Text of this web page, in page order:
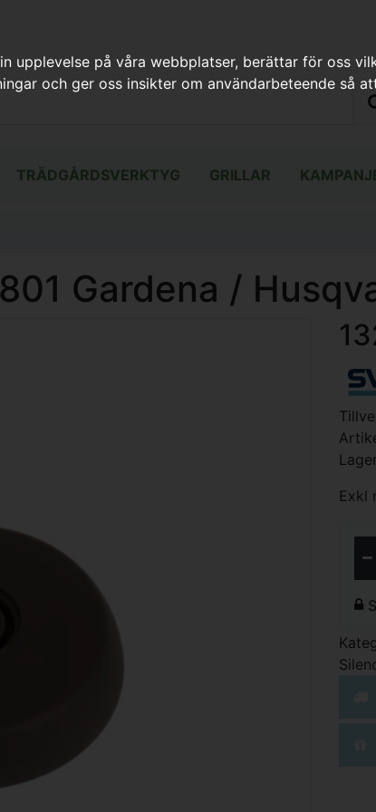
TRÄDGÅRDSVERKTYG GRILLAR
Gardena /
Exkl
upplevelse på våra webbplatser, berättar för oss
och ger oss insikter om användarbeteende så